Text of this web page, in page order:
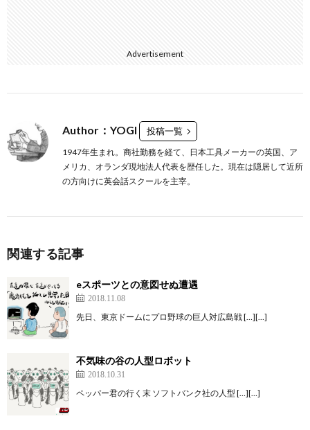
Advertisement
Author：YOGI 投稿一覧
1947年生まれ。商社勤務を経て、日本工具メーカーの英国、ア
メリカ、オランダ現地法人代表を歴任した。現在は隠居して近所
の方向けに英会話スクールを主宰。
関連する記事
eスポーツとの意図せぬ遭遇
2018.11.08
先日、東京ドームにプロ野球の巨人対広島戦 […][…]
不気味の谷の人型ロボット
2018.10.31
ペッパー君の行く末 ソフトバンク社の人型 […][…]